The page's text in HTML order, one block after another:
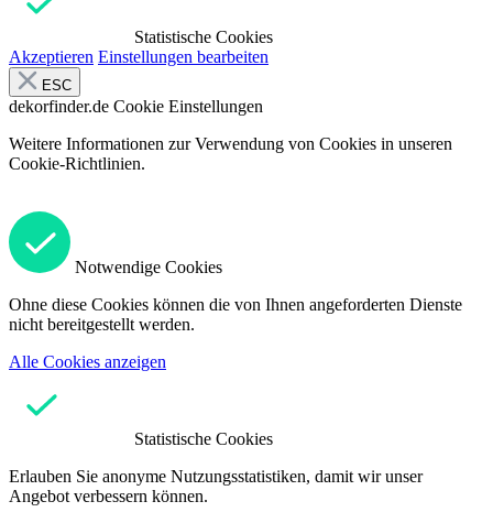
Statistische Cookies
Akzeptieren Einstellungen bearbeiten
ESC
dekorfinder.de Cookie Einstellungen
Weitere Informationen zur Verwendung von Cookies in unseren
Cookie-Richtlinien.
Notwendige Cookies
Ohne diese Cookies können die von Ihnen angeforderten Dienste
nicht bereitgestellt werden.
Alle Cookies anzeigen
Statistische Cookies
Erlauben Sie anonyme Nutzungsstatistiken, damit wir unser
Angebot verbessern können.